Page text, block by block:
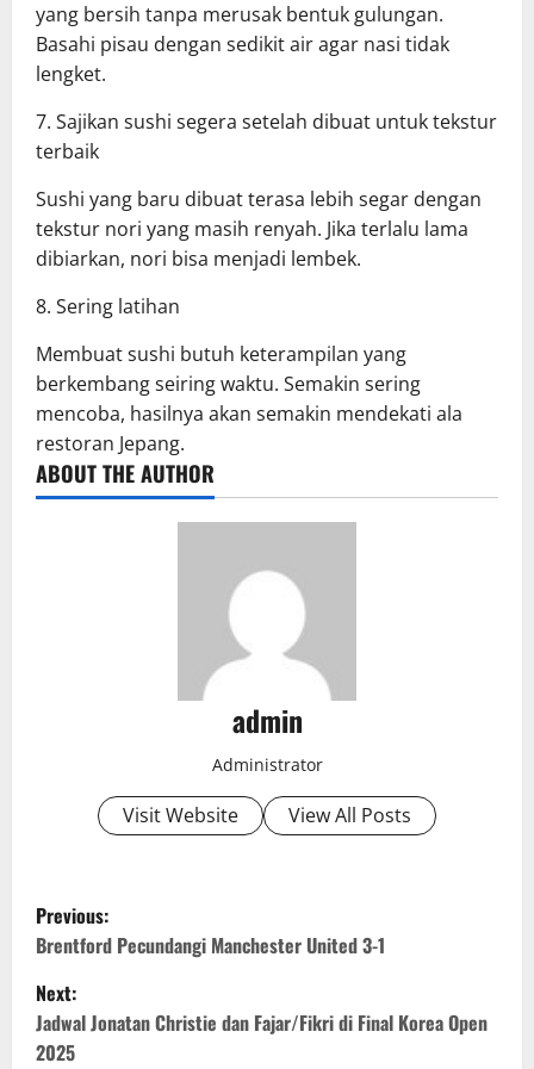
yang bersih tanpa merusak bentuk gulungan.
Basahi pisau dengan sedikit air agar nasi tidak
lengket.
7. Sajikan sushi segera setelah dibuat untuk tekstur
terbaik
Sushi yang baru dibuat terasa lebih segar dengan
tekstur nori yang masih renyah. Jika terlalu lama
dibiarkan, nori bisa menjadi lembek.
8. Sering latihan
Membuat sushi butuh keterampilan yang
berkembang seiring waktu. Semakin sering
mencoba, hasilnya akan semakin mendekati ala
restoran Jepang.
ABOUT THE AUTHOR
admin
Administrator
Visit Website View All Posts
P
o
s
t
Previous:
Brentford Pecundangi Manchester United 3-1
Next:
Jadwal Jonatan Christie dan Fajar/Fikri di Final Korea Open
2025